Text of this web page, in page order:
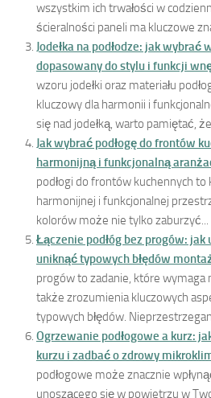
wszystkim ich trwałości w
ścieralności paneli ma kluczowe
Jodełka na podłodze: jak wybrać
dopasowany do stylu i funkcji
wzoru jodełki oraz materiału
kluczowy dla harmonii i
się nad jodełką, warto pamiętać,
Jak wybrać podłogę do frontów
harmonijną i funkcjonalną
podłogi do frontów kuchennych
harmonijnej i funkcjonalnej
kolorów może nie tylko zaburzyć...
Łączenie podłóg bez progów: jak
uniknąć typowych błędów
progów to zadanie, które wymaga
także zrozumienia kluczowych
typowych błędów.
Ogrzewanie podłogowe a kurz:
kurzu i zadbać o zdrowy
podłogowe może znacznie
unoszącego się w powietrzu w